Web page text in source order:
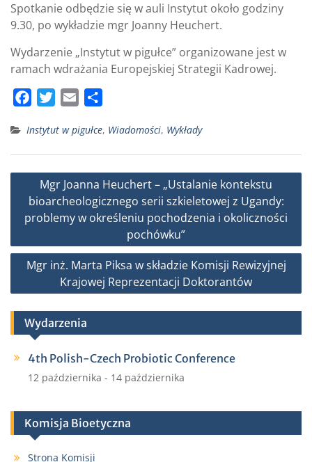
Spotkanie odbędzie się w auli Instytut około godziny
9.30, po wykładzie mgr Joanny Heuchert.
Wydarzenie „Instytut w pigułce” organizowane jest w
ramach wdrażania Europejskiej Strategii Kadrowej.
c
e
b
o
k
i
t
t
e
r
a
i
l
a
r
e
Instytut w pigułce, Wiadomości, Wykłady
Nawigacja
wpisu
Mgr Joanna Heuchert – „Ustalanie kontekstu
bioarcheologicznego serii szkieletowej z Ugandy:
problemy w określeniu pochodzenia i okoliczności
pochówku”
Mgr inż. Marta Piksa w składzie Komisji Rewizyjnej
Krajowej Reprezentacji Doktorantów
Wydarzenia
4th Polish-Czech Probiotic Conference
12 października - 14 października
Komisja Bioetyczna
Strona Komisji